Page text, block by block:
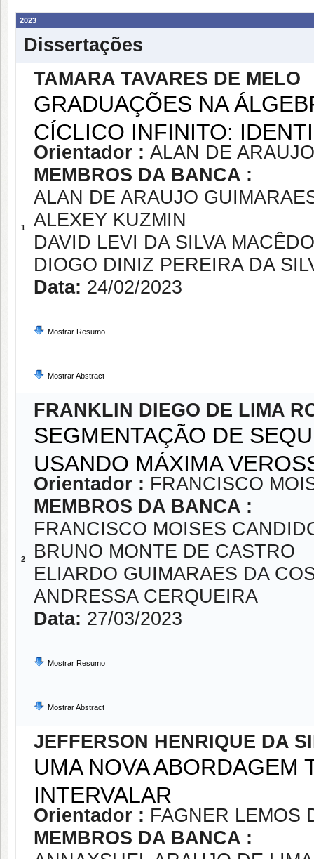
2023
Dissertações
1
TAMARA TAVARES DE MELO
GRADUAÇÕES NA
CÍCLICO INFINITO:
Orientador : ALAN DE
MEMBROS DA BANCA :
ALAN DE ARAUJO
ALEXEY KUZMIN
DAVID LEVI DA SILVA MACÊDO
DIOGO DINIZ PEREIRA DA
Data: 24/02/2023
Mostrar Resumo
Mostrar Abstract
2
FRANKLIN DIEGO DE LIMA
SEGMENTAÇÃO DE
USANDO MÁXIMA
Orientador : FRANCISCO
MEMBROS DA BANCA :
FRANCISCO MOISES
BRUNO MONTE DE CASTRO
ELIARDO GUIMARAES DA
ANDRESSA CERQUEIRA
Data: 27/03/2023
Mostrar Resumo
Mostrar Abstract
JEFFERSON HENRIQUE DA
UMA NOVA ABORDAGEM
INTERVALAR
Orientador : FAGNER LEMOS
MEMBROS DA BANCA :